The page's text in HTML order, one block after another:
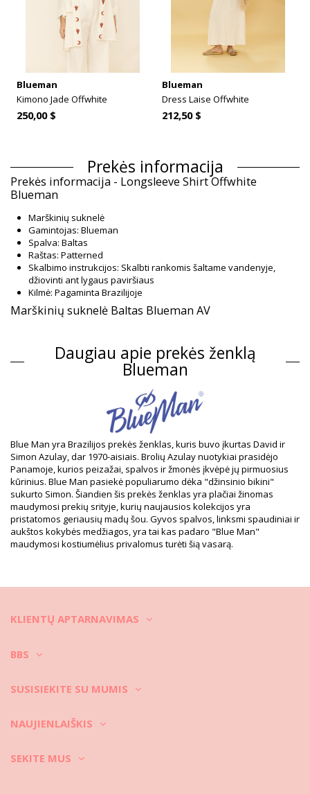
Blueman
Kimono Jade Offwhite
250,00 $
Blueman
Dress Laise Offwhite
212,50 $
Prekės informacija
Prekės informacija - Longsleeve Shirt Offwhite
Blueman
Marškinių suknelė
Gamintojas: Blueman
Spalva: Baltas
Raštas: Patterned
Skalbimo instrukcijos: Skalbti rankomis šaltame vandenyje,
džiovinti ant lygaus paviršiaus
Kilmė: Pagaminta Brazilijoje
Marškinių suknelė Baltas Blueman AV
Sudėtis: 97%Viscose, 3% Elastane
Informacija apie gaminį
Skyrius: Moterys, Marškinių suknelė
Į pakuotę įeina: 1 x Marškinių suknelė (Kiti priedai nepridedami)
EAN: S (7909780296968), M (7909780296975), L (7909780296982),
XL (7899918533600)
Tiekėjo nuoroda: PI.01.0373-019
Svoris: 450g / 0.99lb / 15.87oz
Raštas nėra tikslus, todėl gali skirtis, priklausomai nuo kirpimo
Retušuotos nuotraukos
Skalbimo ir priežiūros
instrukcijos
Priežiūros instrukcijos: Blueman Longsleeve Shirt
Daugiau apie prekės ženklą
Blueman
Blue Man yra Brazilijos prekės ženklas, kuris buvo įkurtas David ir
Simon Azulay, dar 1970-aisiais. Brolių Azulay nuotykiai prasidėjo
Panamoje, kurios peizažai, spalvos ir žmonės įkvėpė jų pirmuosius
kūrinius. Blue Man pasiekė populiarumo dėka "džinsinio bikini"
sukurto Simon. Šiandien šis prekės ženklas yra plačiai žinomas
maudymosi prekių srityje, kurių naujausios kolekcijos yra
pristatomos geriausių madų šou. Gyvos spalvos, linksmi spaudiniai ir
aukštos kokybės medžiagos, yra tai kas padaro "Blue Man"
maudymosi kostiumėlius privalomus turėti šią vasarą.
KLIENTŲ APTARNAVIMAS
BBS
SUSISIEKITE SU MUMIS
NAUJIENLAIŠKIS
SEKITE MUS